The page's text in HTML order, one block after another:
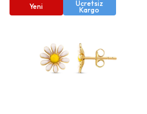
Yeni Ücretsiz
Kargo